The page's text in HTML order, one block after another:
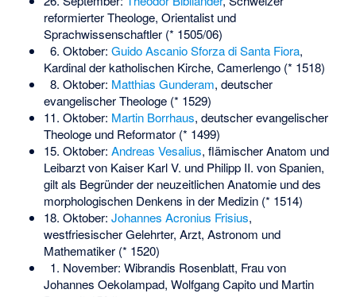
reformierter Theologe, Orientalist und
Sprachwissenschaftler (* 1505/06)
6. Oktober: Guido Ascanio Sforza di Santa Fiora,
Kardinal der katholischen Kirche, Camerlengo (* 1518)
8. Oktober: Matthias Gunderam, deutscher
evangelischer Theologe (* 1529)
11. Oktober: Martin Borrhaus, deutscher evangelischer
Theologe und Reformator (* 1499)
15. Oktober: Andreas Vesalius, flämischer Anatom und
Leibarzt von Kaiser Karl V. und Philipp II. von Spanien,
gilt als Begründer der neuzeitlichen Anatomie und des
morphologischen Denkens in der Medizin (* 1514)
18. Oktober: Johannes Acronius Frisius,
westfriesischer Gelehrter, Arzt, Astronom und
Mathematiker (* 1520)
1. November: Wibrandis Rosenblatt, Frau von
Johannes Oekolampad, Wolfgang Capito und Martin